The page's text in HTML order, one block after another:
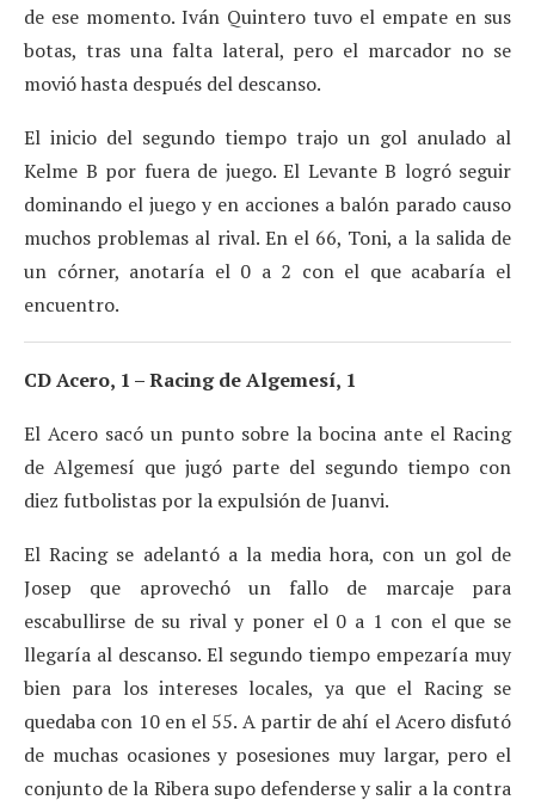
de ese momento. Iván Quintero tuvo el empate en sus
botas, tras una falta lateral, pero el marcador no se
movió hasta después del descanso.
El inicio del segundo tiempo trajo un gol anulado al
Kelme B por fuera de juego. El Levante B logró seguir
dominando el juego y en acciones a balón parado causo
muchos problemas al rival. En el 66, Toni, a la salida de
un córner, anotaría el 0 a 2 con el que acabaría el
encuentro.
CD Acero, 1 – Racing de Algemesí, 1
El Acero sacó un punto sobre la bocina ante el Racing
de Algemesí que jugó parte del segundo tiempo con
diez futbolistas por la expulsión de Juanvi.
El Racing se adelantó a la media hora, con un gol de
Josep que aprovechó un fallo de marcaje para
escabullirse de su rival y poner el 0 a 1 con el que se
llegaría al descanso. El segundo tiempo empezaría muy
bien para los intereses locales, ya que el Racing se
quedaba con 10 en el 55. A partir de ahí el Acero disfutó
de muchas ocasiones y posesiones muy largar, pero el
conjunto de la Ribera supo defenderse y salir a la contra